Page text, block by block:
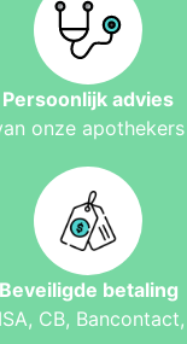
Persoonlijk advies
onze apothekers
Beveiligde betaling
CB,